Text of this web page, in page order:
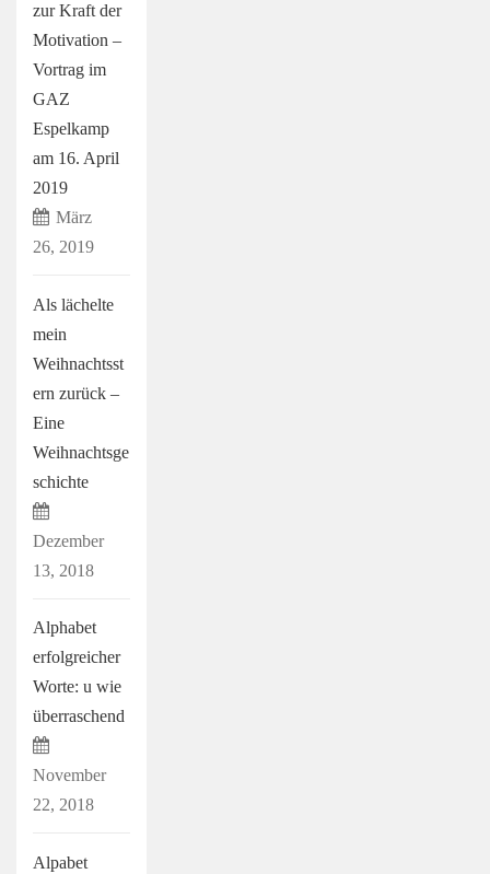
zur Kraft der
Motivation –
Vortrag im
GAZ
Espelkamp
am 16. April
2019
März
26, 2019
Als lächelte
mein
Weihnachtsst
ern zurück –
Eine
Weihnachtsge
schichte
Dezember
13, 2018
Alphabet
erfolgreicher
Worte: u wie
überraschend
November
22, 2018
Alpabet